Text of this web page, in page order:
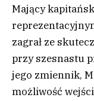
Mający
zagrał ze
przy szesnastu
jego zmiennik,
możliwość